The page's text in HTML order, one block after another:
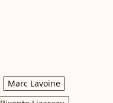
Marc Lavoine